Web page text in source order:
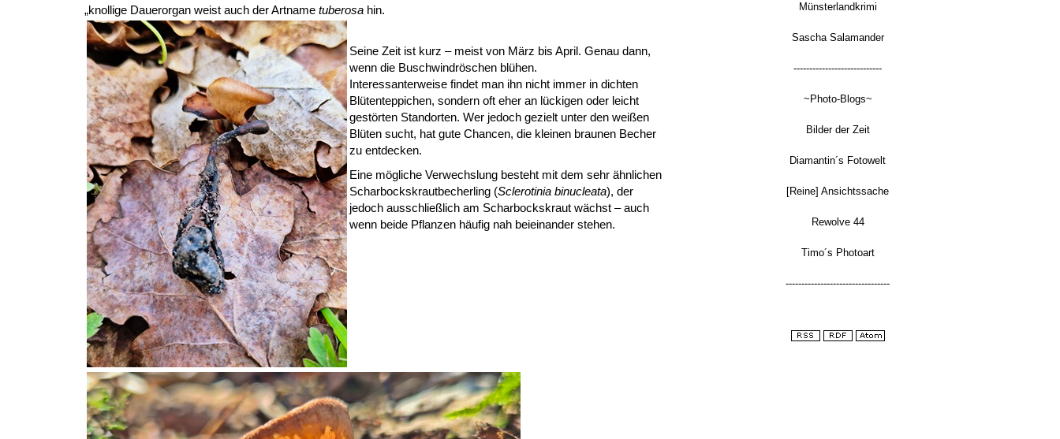
„knollige Dauerorgan weist auch der Artname tuberosa hin.
Seine Zeit ist kurz – meist von März bis April. Genau dann,
wenn die Buschwindröschen blühen.
Interessanterweise findet man ihn nicht immer in dichten
Blütenteppichen, sondern oft eher an lückigen oder leicht
gestörten Standorten. Wer jedoch gezielt unter den weißen
Blüten sucht, hat gute Chancen, die kleinen braunen Becher
zu entdecken.
Eine mögliche Verwechslung besteht mit dem sehr ähnlichen
Scharbockskrautbecherling (Sclerotinia binucleata), der
jedoch ausschließlich am Scharbockskraut wächst – auch
wenn beide Pflanzen häufig nah beieinander stehen.
Münsterlandkrimi
Sascha Salamander
----------------------------
~Photo-Blogs~
Bilder der Zeit
Diamantin´s Fotowelt
[Reine] Ansichtssache
Rewolve 44
Timo´s Photoart
---------------------------------